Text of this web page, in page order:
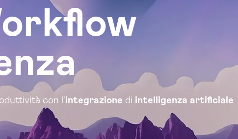
con l'integrazione di intelligenza artificiale